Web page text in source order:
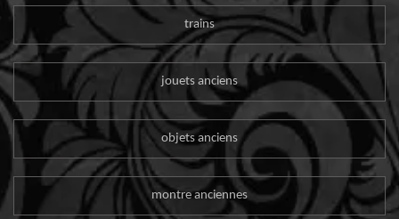
trains
jouets anciens
objets anciens
montre anciennes